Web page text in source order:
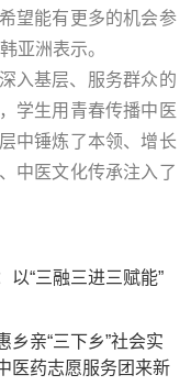
望能有更多的机会参
亚洲表示。
入基层、服务群众的
学生用青春传播中医
中锤炼了本领、增长
中医文化传承注入了
以“三融三进三赋能”
乡亲“三下乡”社会实
医药志愿服务团来新